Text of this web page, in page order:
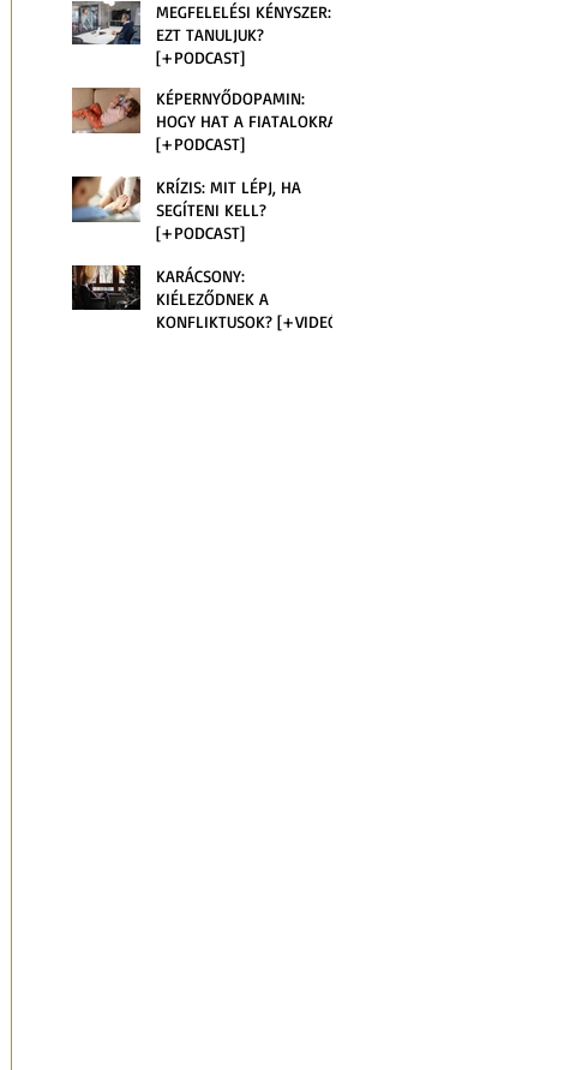
MEGFELELÉSI KÉNYSZER:
EZT TANULJUK?
[+PODCAST]
KÉPERNYŐDOPAMIN:
HOGY HAT A FIATALOKRA?
[+PODCAST]
KRÍZIS: MIT LÉPJ, HA
SEGÍTENI KELL?
[+PODCAST]
KARÁCSONY:
KIÉLEZŐDNEK A
KONFLIKTUSOK? [+VIDEÓ]